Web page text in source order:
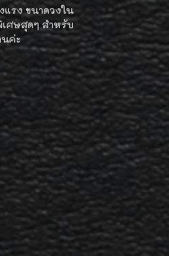
แรง ขนาดวงใน
เศษสุดๆ สำหรับ
นค่ะ